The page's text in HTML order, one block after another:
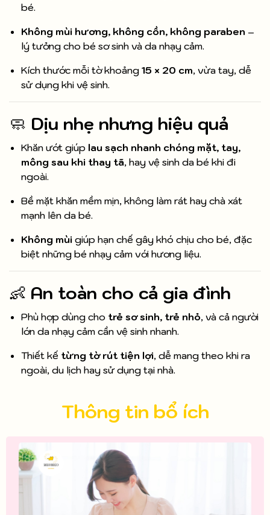
bé.
Không mùi hương, không cồn, không paraben –
lý tưởng cho bé sơ sinh và da nhạy cảm.
Kích thước mỗi tờ khoảng 15 × 20 cm, vừa tay, dễ
sử dụng khi vệ sinh.
🧼 Dịu nhẹ nhưng hiệu quả
Khăn ướt giúp lau sạch nhanh chóng mặt, tay,
mông sau khi thay tã, hay vệ sinh da bé khi đi
ngoài.
Bề mặt khăn mềm mịn, không làm rát hay chà xát
mạnh lên da bé.
Không mùi giúp hạn chế gây khó chịu cho bé, đặc
biệt những bé nhạy cảm với hương liệu.
👶 An toàn cho cả gia đình
Phù hợp dùng cho trẻ sơ sinh, trẻ nhỏ, và cả người
lớn da nhạy cảm cần vệ sinh nhanh.
Thiết kế từng tờ rút tiện lợi, dễ mang theo khi ra
ngoài, du lịch hay sử dụng tại nhà.
Thông tin bổ ích